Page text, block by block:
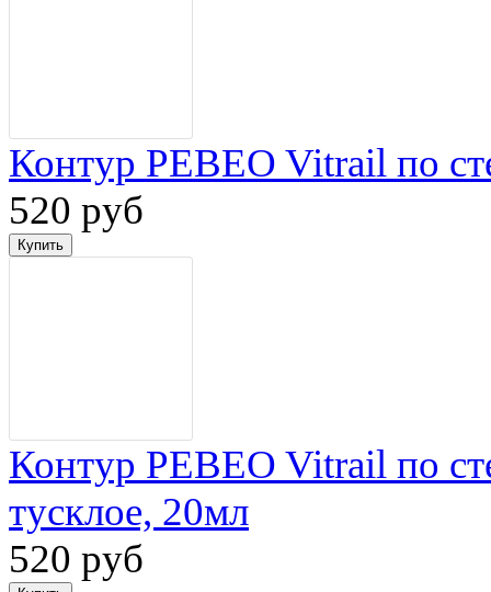
Контур PEBEO Vitrail по
520 руб
Контур PEBEO Vitrail по
тусклое, 20мл
520 руб